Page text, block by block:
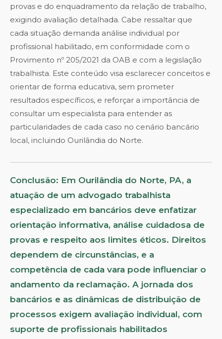
provas e do enquadramento da relação de trabalho,
exigindo avaliação detalhada. Cabe ressaltar que
cada situação demanda análise individual por
profissional habilitado, em conformidade com o
Provimento nº 205/2021 da OAB e com a legislação
trabalhista. Este conteúdo visa esclarecer conceitos e
orientar de forma educativa, sem prometer
resultados específicos, e reforçar a importância de
consultar um especialista para entender as
particularidades de cada caso no cenário bancário
local, incluindo Ourilândia do Norte.
Conclusão: Em Ourilândia do Norte, PA, a
atuação de um advogado trabalhista
especializado em bancários deve enfatizar
orientação informativa, análise cuidadosa de
provas e respeito aos limites éticos. Direitos
dependem de circunstâncias, e a
competência de cada vara pode influenciar o
andamento da reclamação. A jornada dos
bancários e as dinâmicas de distribuição de
processos exigem avaliação individual, com
suporte de profissionais habilitados